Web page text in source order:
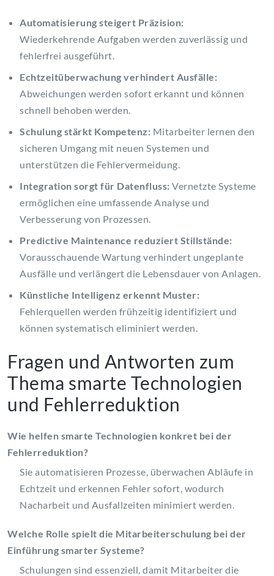
Automatisierung steigert Präzision:
Wiederkehrende Aufgaben werden zuverlässig und
fehlerfrei ausgeführt.
Echtzeitüberwachung verhindert Ausfälle:
Abweichungen werden sofort erkannt und können
schnell behoben werden.
Schulung stärkt Kompetenz: Mitarbeiter lernen den
sicheren Umgang mit neuen Systemen und
unterstützen die Fehlervermeidung.
Integration sorgt für Datenfluss: Vernetzte Systeme
ermöglichen eine umfassende Analyse und
Verbesserung von Prozessen.
Predictive Maintenance reduziert Stillstände:
Vorausschauende Wartung verhindert ungeplante
Ausfälle und verlängert die Lebensdauer von Anlagen.
Künstliche Intelligenz erkennt Muster:
Fehlerquellen werden frühzeitig identifiziert und
können systematisch eliminiert werden.
Fragen und Antworten zum
Thema smarte Technologien
und Fehlerreduktion
Wie helfen smarte Technologien konkret bei der
Fehlerreduktion?
Sie automatisieren Prozesse, überwachen Abläufe in
Echtzeit und erkennen Fehler sofort, wodurch
Nacharbeit und Ausfallzeiten minimiert werden.
Welche Rolle spielt die Mitarbeiterschulung bei der
Einführung smarter Systeme?
Schulungen sind essenziell, damit Mitarbeiter die